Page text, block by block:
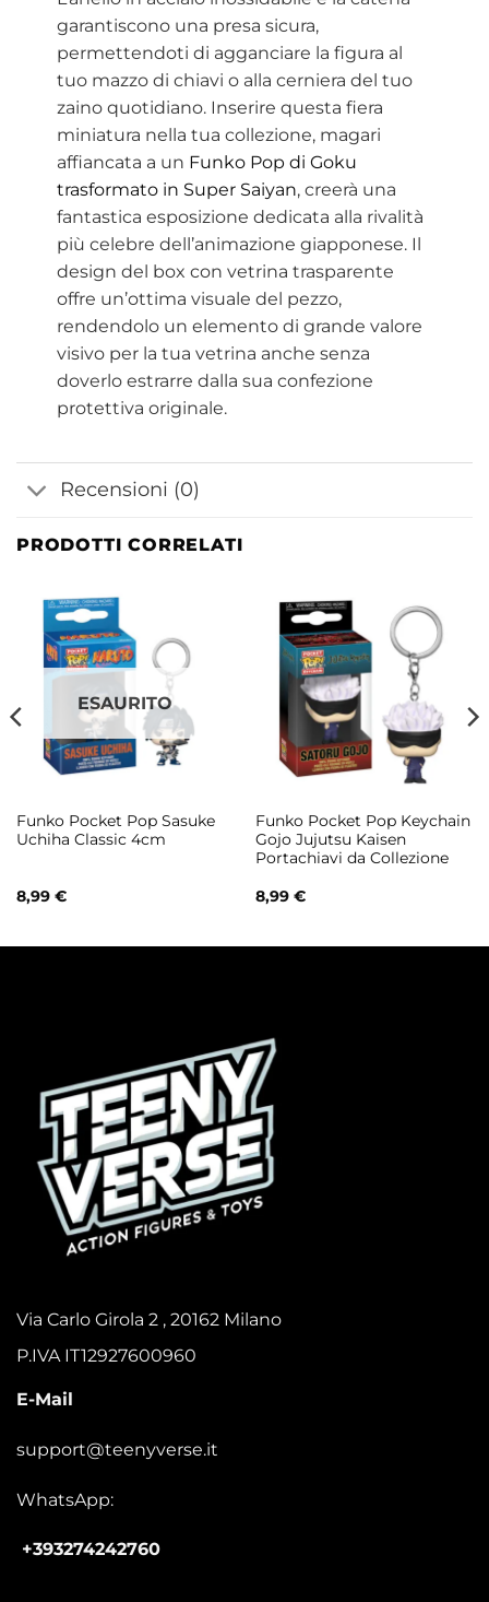
garantiscono una presa sicura,
permettendoti di agganciare la figura al
tuo mazzo di chiavi o alla cerniera del tuo
zaino quotidiano. Inserire questa fiera
miniatura nella tua collezione, magari
affiancata a un Funko Pop di Goku
trasformato in Super Saiyan, creerà una
fantastica esposizione dedicata alla rivalità
più celebre dell’animazione giapponese. Il
design del box con vetrina trasparente
offre un’ottima visuale del pezzo,
rendendolo un elemento di grande valore
visivo per la tua vetrina anche senza
doverlo estrarre dalla sua confezione
protettiva originale.
Recensioni (0)
PRODOTTI CORRELATI
ESAURITO
Funko Pocket Pop Sasuke
Uchiha Classic 4cm
8,99 €
Funko Pocket Pop Keychain
Gojo Jujutsu Kaisen
Portachiavi da Collezione
8,99 €
Via Carlo Girola 2 , 20162 Milano
P.IVA IT12927600960
E-Mail
support@teenyverse.it
WhatsApp:
+393274242760